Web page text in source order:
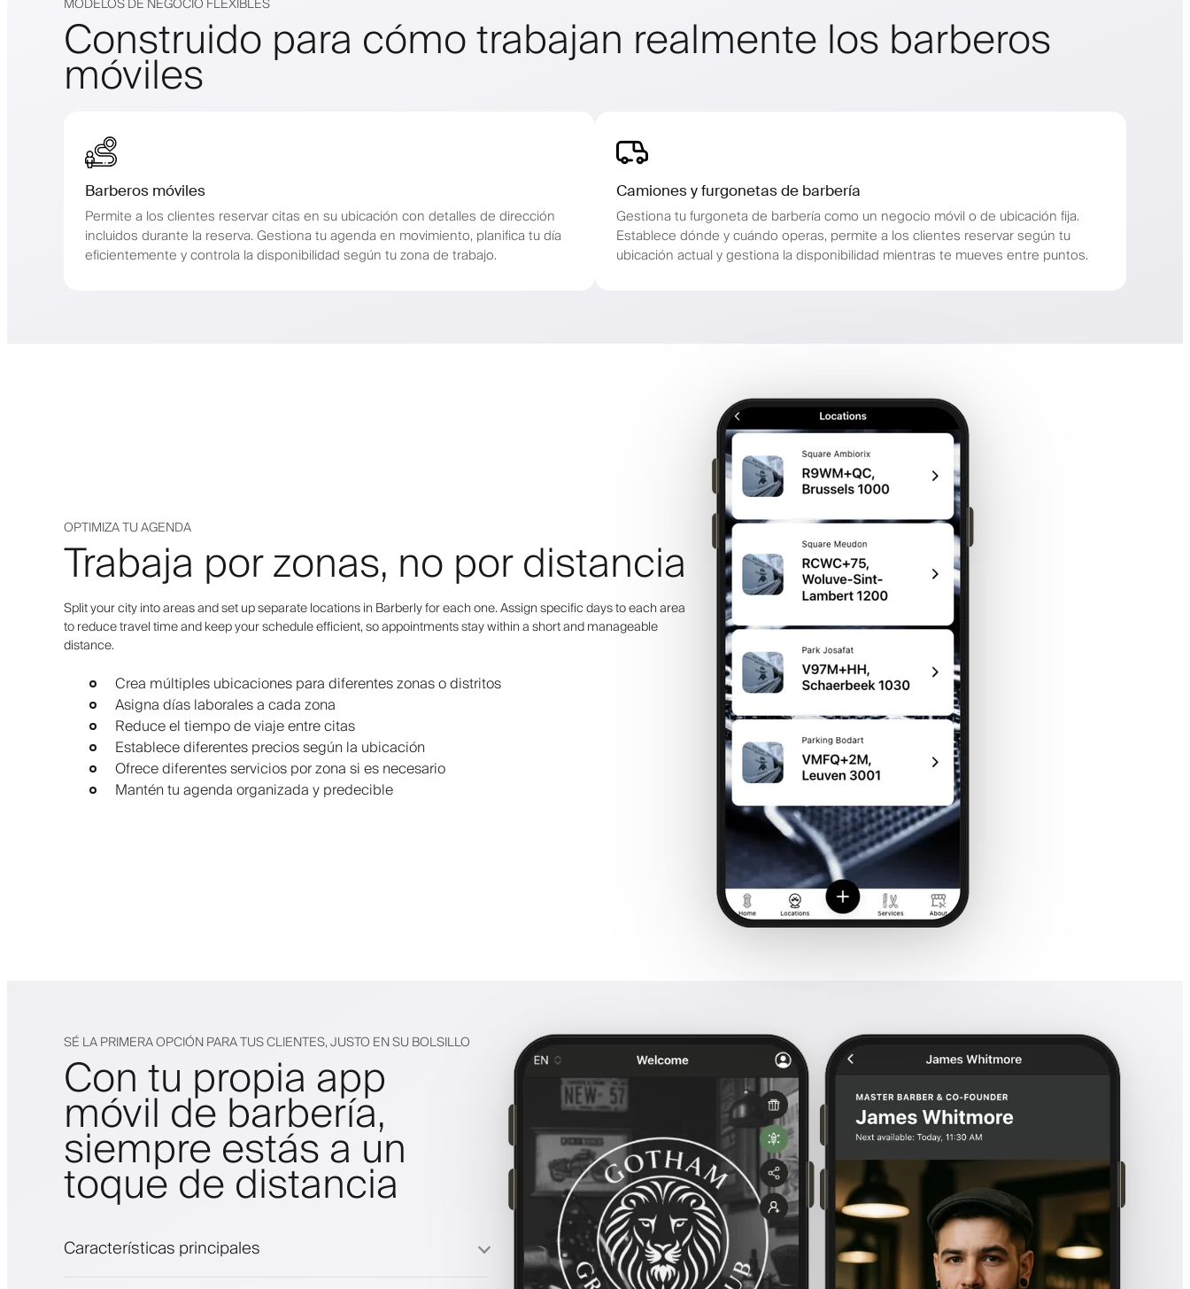
Construido para cómo trabajan realmente los barberos
móviles
Barberos móviles
Permite a los clientes reservar citas en su ubicación con detalles de dirección
incluidos durante la reserva. Gestiona tu agenda en movimiento, planifica tu día
eficientemente y controla la disponibilidad según tu zona de trabajo.
Camiones y furgonetas de barbería
Gestiona tu furgoneta de barbería como un negocio móvil o de ubicación fija.
Establece dónde y cuándo operas, permite a los clientes reservar según tu
ubicación actual y gestiona la disponibilidad mientras te mueves entre puntos.
OPTIMIZA TU AGENDA
Trabaja por zonas, no por distancia
Split your city into areas and set up separate locations in Barberly for each one. Assign specific days to each area
to reduce travel time and keep your schedule efficient, so appointments stay within a short and manageable
distance.
Crea múltiples ubicaciones para diferentes zonas o distritos
Asigna días laborales a cada zona
Reduce el tiempo de viaje entre citas
Establece diferentes precios según la ubicación
Ofrece diferentes servicios por zona si es necesario
Mantén tu agenda organizada y predecible
SÉ LA PRIMERA OPCIÓN PARA TUS CLIENTES, JUSTO EN SU BOLSILLO
Con tu propia app
móvil de barbería,
siempre estás a un
toque de distancia
Características principales